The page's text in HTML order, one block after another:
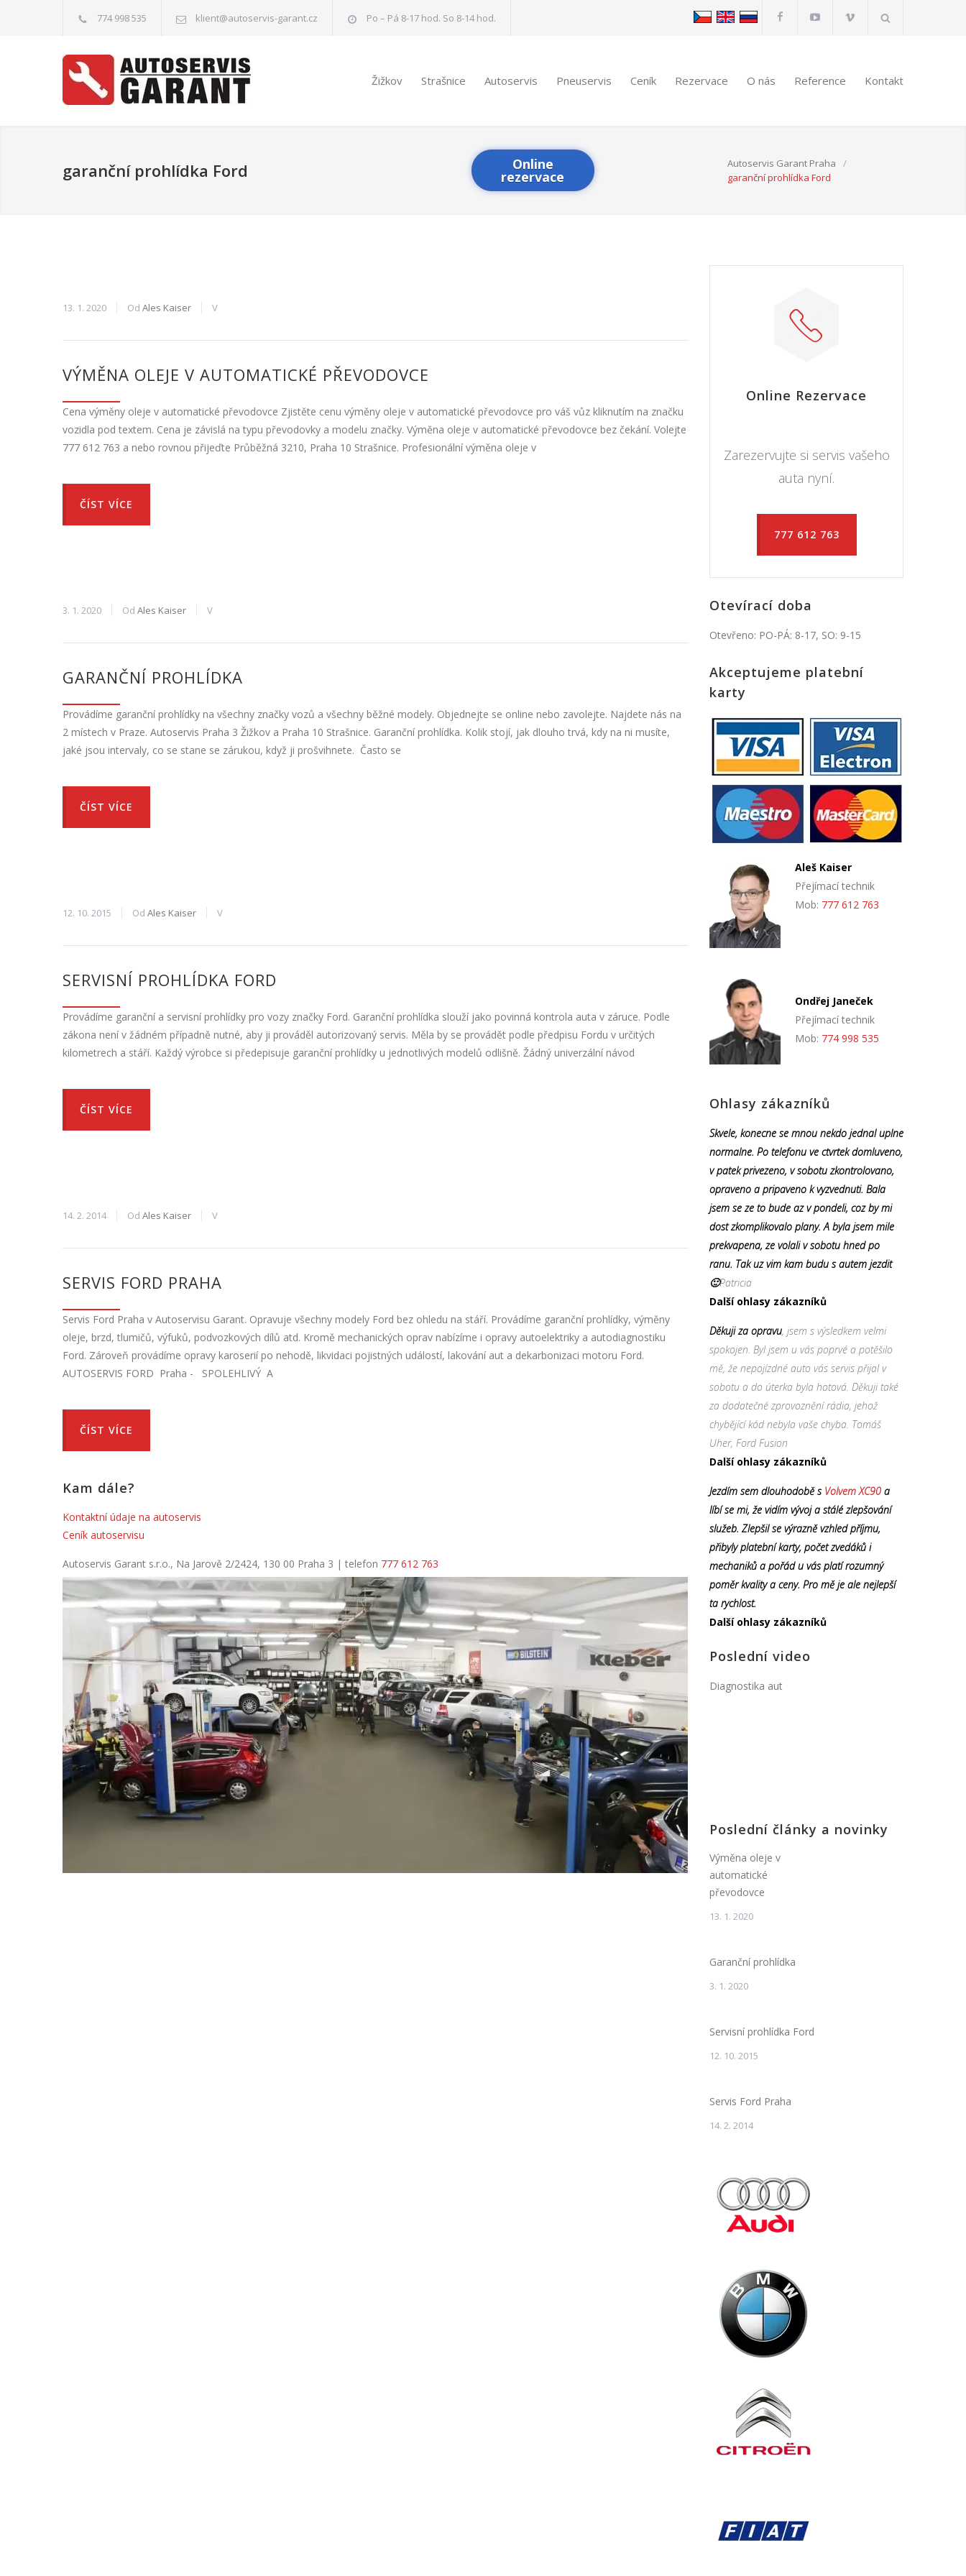
774 998 535 klient@autoservis-garant.cz Po – Pá 8-17 hod. So 8-14 hod.
Žižkov Strašnice Autoservis Pneuservis Ceník Rezervace O nás Reference Kontakt
garanční prohlídka Ford Online
rezervace
Autoservis Garant Praha
/
garanční prohlídka Ford
13. 1. 2020 Od Ales Kaiser V
VÝMĚNA OLEJE V AUTOMATICKÉ PŘEVODOVCE
Cena výměny oleje v automatické převodovce Zjistěte cenu výměny oleje v automatické převodovce pro váš vůz kliknutím na značku
vozidla pod textem. Cena je závislá na typu převodovky a modelu značky. Výměna oleje v automatické převodovce bez čekání. Volejte
777 612 763 a nebo rovnou přijeďte Průběžná 3210, Praha 10 Strašnice. Profesionální výměna oleje v
ČÍST VÍCE
3. 1. 2020 Od Ales Kaiser V
GARANČNÍ PROHLÍDKA
Provádíme garanční prohlídky na všechny značky vozů a všechny běžné modely. Objednejte se online nebo zavolejte. Najdete nás na
2 místech v Praze. Autoservis Praha 3 Žižkov a Praha 10 Strašnice. Garanční prohlídka. Kolik stojí, jak dlouho trvá, kdy na ni musíte,
jaké jsou intervaly, co se stane se zárukou, když ji prošvihnete. Často se
ČÍST VÍCE
12. 10. 2015 Od Ales Kaiser V
SERVISNÍ PROHLÍDKA FORD
Provádíme garanční a servisní prohlídky pro vozy značky Ford. Garanční prohlídka slouží jako povinná kontrola auta v záruce. Podle
zákona není v žádném případně nutné, aby ji prováděl autorizovaný servis. Měla by se provádět podle předpisu Fordu v určitých
kilometrech a stáří. Každý výrobce si předepisuje garanční prohlídky u jednotlivých modelů odlišně. Žádný univerzální návod
ČÍST VÍCE
14. 2. 2014 Od Ales Kaiser V
SERVIS FORD PRAHA
Servis Ford Praha v Autoservisu Garant. Opravuje všechny modely Ford bez ohledu na stáří. Provádíme garanční prohlídky, výměny
oleje, brzd, tlumičů, výfuků, podvozkových dílů atd. Kromě mechanických oprav nabízíme i opravy autoelektriky a autodiagnostiku
Ford. Zároveň provádíme opravy karoserií po nehodě, likvidaci pojistných událostí, lakování aut a dekarbonizaci motoru Ford.
AUTOSERVIS FORD Praha - SPOLEHLIVÝ A
ČÍST VÍCE
Kam dále?
Kontaktní údaje na autoservis
Ceník autoservisu
Autoservis Garant s.r.o., Na Jarově 2/2424, 130 00 Praha 3 | telefon 777 612 763
Online Rezervace
Zarezervujte si servis vašeho
auta nyní.
777 612 763
Otevírací doba
Otevřeno: PO-PÁ: 8-17, SO: 9-15
Akceptujeme platební
karty
Aleš Kaiser
Přejímací technik
Mob: 777 612 763
Ondřej Janeček
Přejímací technik
Mob: 774 998 535
Ohlasy zákazníků
Skvele, konecne se mnou nekdo jednal uplne
normalne. Po telefonu ve ctvrtek domluveno,
v patek privezeno, v sobotu zkontrolovano,
opraveno a pripaveno k vyzvednuti. Bala
jsem se ze to bude az v pondeli, coz by mi
dost zkomplikovalo plany. A byla jsem mile
prekvapena, ze volali v sobotu hned po
ranu. Tak uz vim kam budu s autem jezdit
🙂Patricia
Další ohlasy zákazníků
Děkuji za opravu, jsem s výsledkem velmi
spokojen. Byl jsem u vás poprvé a potěšilo
mě, že nepojízdné auto vás servis přijal v
sobotu a do úterka byla hotová. Děkuji také
za dodatečné zprovoznění rádia, jehož
chybějící kód nebyla vaše chyba. Tomáš
Uher, Ford Fusion
Další ohlasy zákazníků
Jezdím sem dlouhodobě s Volvem XC90 a
líbí se mi, že vidím vývoj a stálé zlepšování
služeb. Zlepšil se výrazně vzhled příjmu,
přibyly platební karty, počet zvedáků i
mechaniků a pořád u vás platí rozumný
poměr kvality a ceny. Pro mě je ale nejlepší
ta rychlost.
Další ohlasy zákazníků
Poslední video
Diagnostika aut
Poslední články a novinky
Výměna oleje v
automatické
převodovce
13. 1. 2020
Garanční prohlídka
3. 1. 2020
Servisní prohlídka Ford
12. 10. 2015
Servis Ford Praha
14. 2. 2014